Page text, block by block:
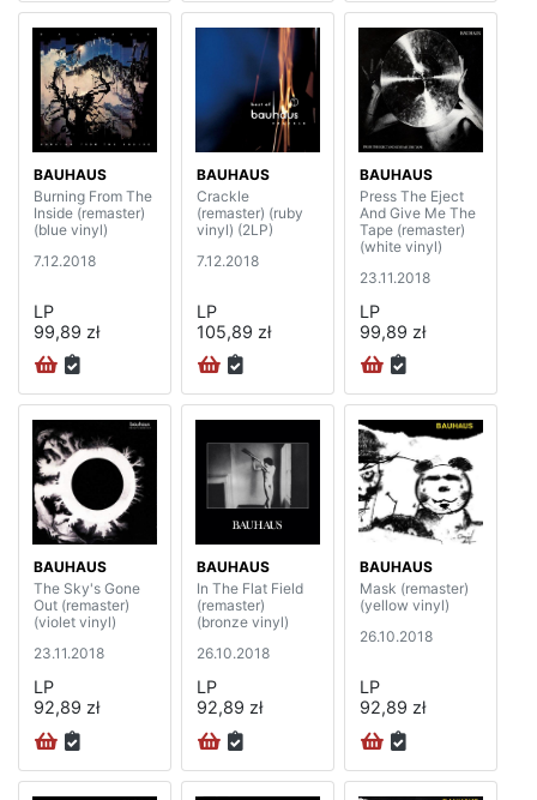
BAUHAUS
Burning From The
Inside (remaster)
(blue vinyl)
7.12.2018
LP
99,89 zł
BAUHAUS
Crackle
(remaster) (ruby
vinyl) (2LP)
7.12.2018
LP
105,89 zł
BAUHAUS
Press The Eject
And Give Me The
Tape (remaster)
(white vinyl)
23.11.2018
LP
99,89 zł
BAUHAUS
The Sky's Gone
Out (remaster)
(violet vinyl)
23.11.2018
LP
92,89 zł
BAUHAUS
In The Flat Field
(remaster)
(bronze vinyl)
26.10.2018
LP
92,89 zł
BAUHAUS
Mask (remaster)
(yellow vinyl)
26.10.2018
LP
92,89 zł